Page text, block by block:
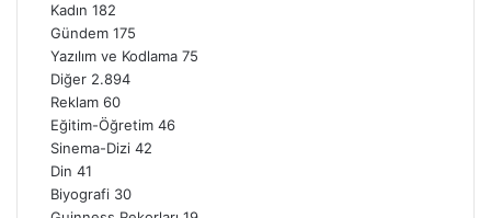
Kadın 182
Gündem 175
Yazılım ve Kodlama 75
Diğer 2.894
Reklam 60
Eğitim-Öğretim 46
Sinema-Dizi 42
Din 41
Biyografi 30